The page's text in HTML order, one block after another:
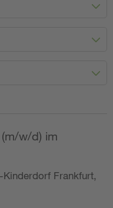
w/d) im
Kinderdorf Frankfurt,